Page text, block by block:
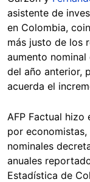
asistente de
en Colombia,
más justo de los
aumento
del año anterior,
acuerda el
AFP Factual hizo
por
nominales
anuales
Estadística de